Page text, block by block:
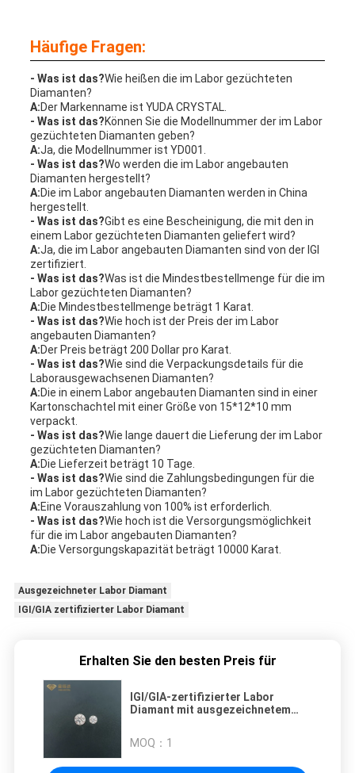
Häufige Fragen:
- Was ist das?Wie heißen die im Labor gezüchteten
Diamanten?
A:Der Markenname ist YUDA CRYSTAL.
- Was ist das?Können Sie die Modellnummer der im Labor
gezüchteten Diamanten geben?
A:Ja, die Modellnummer ist YD001.
- Was ist das?Wo werden die im Labor angebauten
Diamanten hergestellt?
A:Die im Labor angebauten Diamanten werden in China
hergestellt.
- Was ist das?Gibt es eine Bescheinigung, die mit den in
einem Labor gezüchteten Diamanten geliefert wird?
A:Ja, die im Labor angebauten Diamanten sind von der IGI
zertifiziert.
- Was ist das?Was ist die Mindestbestellmenge für die im
Labor gezüchteten Diamanten?
A:Die Mindestbestellmenge beträgt 1 Karat.
- Was ist das?Wie hoch ist der Preis der im Labor
angebauten Diamanten?
A:Der Preis beträgt 200 Dollar pro Karat.
- Was ist das?Wie sind die Verpackungsdetails für die
Laborausgewachsenen Diamanten?
A:Die in einem Labor angebauten Diamanten sind in einer
Kartonschachtel mit einer Größe von 15*12*10 mm
verpackt.
- Was ist das?Wie lange dauert die Lieferung der im Labor
gezüchteten Diamanten?
A:Die Lieferzeit beträgt 10 Tage.
- Was ist das?Wie sind die Zahlungsbedingungen für die
im Labor gezüchteten Diamanten?
A:Eine Vorauszahlung von 100% ist erforderlich.
- Was ist das?Wie hoch ist die Versorgungsmöglichkeit
für die im Labor angebauten Diamanten?
A:Die Versorgungskapazität beträgt 10000 Karat.
Ausgezeichneter Labor Diamant
IGI/GIA zertifizierter Labor Diamant
Erhalten Sie den besten Preis für
IGI/GIA-zertifizierter Labor
Diamant mit ausgezeichnetem
MOQ： 1